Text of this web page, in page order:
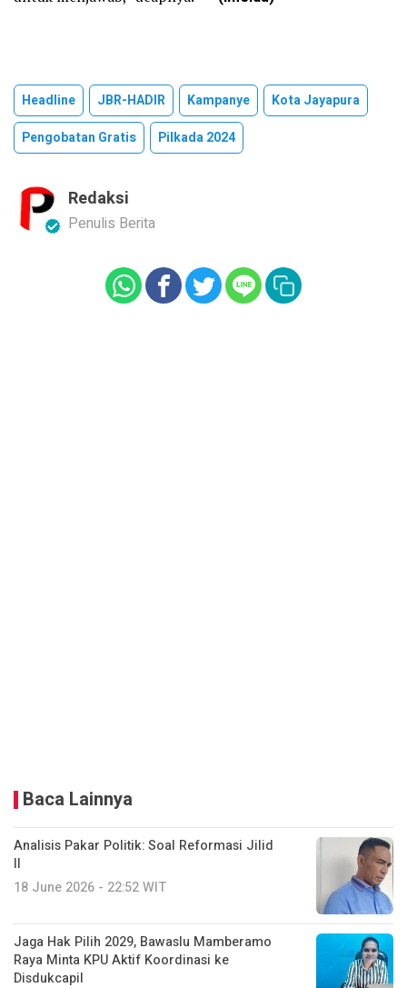
Headline JBR-HADIR Kampanye
Kota Jayapura
Pengobatan Gratis
Pilkada 2024
Redaksi
Penulis Berita
Baca Lainnya
Analisis Pakar Politik: Soal Reformasi Jilid
II
18 June 2026 - 22:52 WIT
Jaga Hak Pilih 2029, Bawaslu Mamberamo
Raya Minta KPU Aktif Koordinasi ke
Disdukcapil